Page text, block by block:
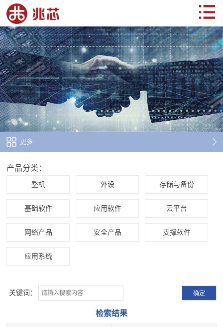
更多
检索结果
产品分类：
整机 外设 存储与备份
基础软件 应用软件 云平台
网络产品 安全产品 支撑软件
应用系统
关键词：